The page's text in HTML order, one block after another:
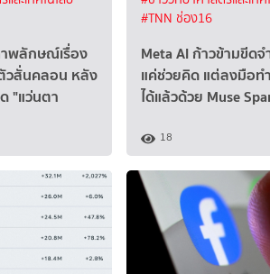
าพลักษณ์เรื่อง
วสั่นคลอน หลัง
"แว่นตา
#TNN ช่อง16
Meta AI ก้าวข้ามขีดจ
แค่ช่วยคิด แต่ลงมือ
ได้แล้วด้วย Muse
18